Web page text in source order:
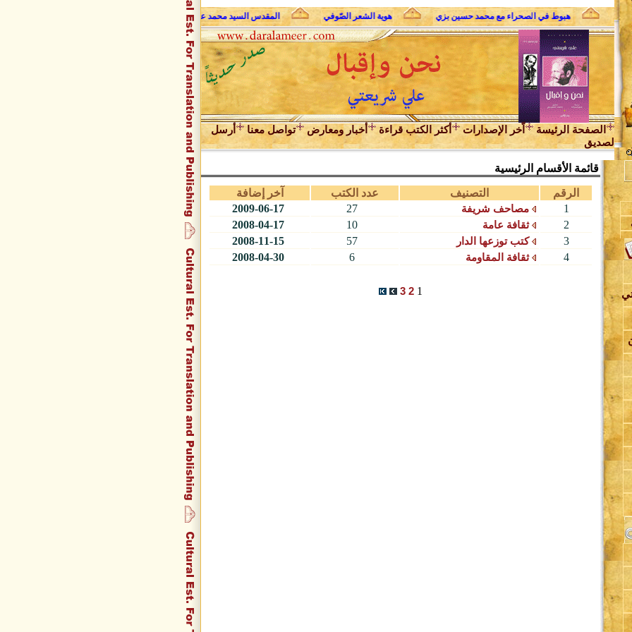
هبوط في الصحراء مع محمد حسين بزي هوية الشعر الصّوفي المقدس السيد محمد علي فضل الله وحديث الروح
الصفحة الرئيسة اّخر الإصدارات أكثر الكتب قراءة أخبار ومعارض تواصل معنا
أرسل
لصديق
قائمة الأقسام الرئيسية
الرقم التصنيف عدد الكتب
آخر إضافة
1
مصاحف شريفة 27
2009-06-17
2
ثقافة عامة 10
2008-04-17
3
كتب توزعها الدار 57
2008-11-15
4
ثقافة المقاومة 6
2008-04-30
1
2
3